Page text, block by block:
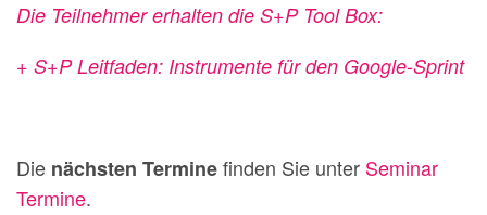
Die Teilnehmer erhalten die S+P Tool Box:
+ S+P Leitfaden: Instrumente für den Google-Sprint
Die nächsten Terminefinden Sie unter Seminar
Termine.